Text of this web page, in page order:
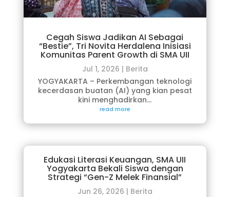
Cegah Siswa Jadikan AI Sebagai
“Bestie”, Tri Novita Herdalena Inisiasi
Komunitas Parent Growth di SMA UII
Jul 1, 2026 | Berita
YOGYAKARTA – Perkembangan teknologi
kecerdasan buatan (AI) yang kian pesat
kini menghadirkan...
read more
Edukasi Literasi Keuangan, SMA UII
Yogyakarta Bekali Siswa dengan
Strategi “Gen-Z Melek Finansial”
Jun 26, 2026 | Berita